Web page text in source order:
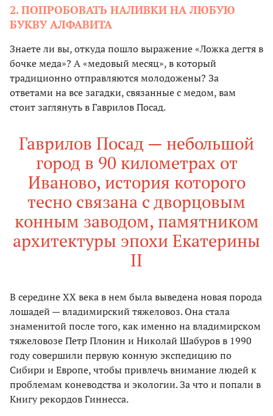
2. ПОПРОБОВАТЬ НАЛИВКИ НА ЛЮБУЮ
БУКВУ АЛФАВИТА
Знаете ли вы, откуда пошло выражение «Ложка дегтя в
бочке меда»? А «медовый месяц», в который
традиционно отправляются молодожены? За
ответами на все загадки, связанные с медом, вам
стоит заглянуть в Гаврилов Посад.
Гаврилов Посад — небольшой
город в 90 километрах от
Иваново, история которого
тесно связана с дворцовым
конным заводом, памятником
архитектуры эпохи Екатерины
II
В середине ХХ века в нем была выведена новая порода
лошадей — владимирский тяжеловоз. Она стала
знаменитой после того, как именно на владимирском
тяжеловозе Петр Плонин и Николай Шабуров в 1990
году совершили первую конную экспедицию по
Сибири и Европе, чтобы привлечь внимание людей к
проблемам коневодства и экологии. За что и попали в
Книгу рекордов Гиннесса.